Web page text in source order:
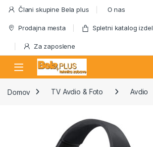
Skip to navigation
Skip to content
Člani skupine Bela plus O nas
Prodajna mesta Spletni katalog
Za zaposlene
Domov TV Avdio & Foto Avdio